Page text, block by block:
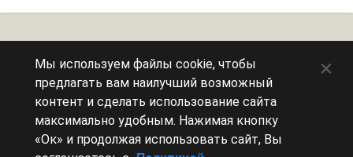
Сейчас на странице
Эту страницу никто не просматривает.
Мы используем файлы cookie, чтобы
предлагать вам наилучший возможный
контент и сделать использование сайта
максимально удобным. Нажимая кнопку
«Ок» и продолжая использовать сайт, Вы
×